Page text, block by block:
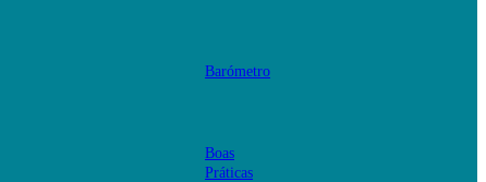
Barómetro
Boas
Práticas